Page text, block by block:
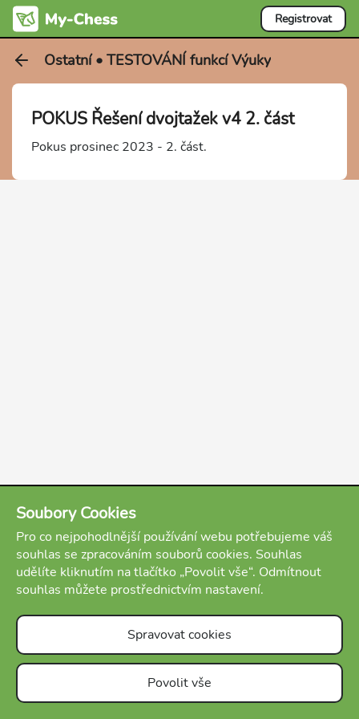
Registrovat
Ostatní • TESTOVÁNÍ funkcí Výuky
POKUS Řešení dvojtažek v4 2. část
Pokus prosinec 2023 - 2. část.
20 minut 31 komentářů
Otevřít
O nás Podmínky Kontakt FAQ E-shop Blog
Soubory Cookies
Pro co nejpohodlnější používání webu potřebujeme váš
souhlas se zpracováním souborů cookies. Souhlas
udělíte kliknutím na tlačítko „Povolit vše“. Odmítnout
souhlas můžete prostřednictvím nastavení.
Spravovat cookies
Povolit vše